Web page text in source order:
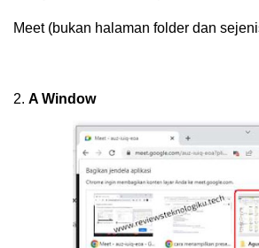
Meet (bukan halaman folder dan
2. A Window